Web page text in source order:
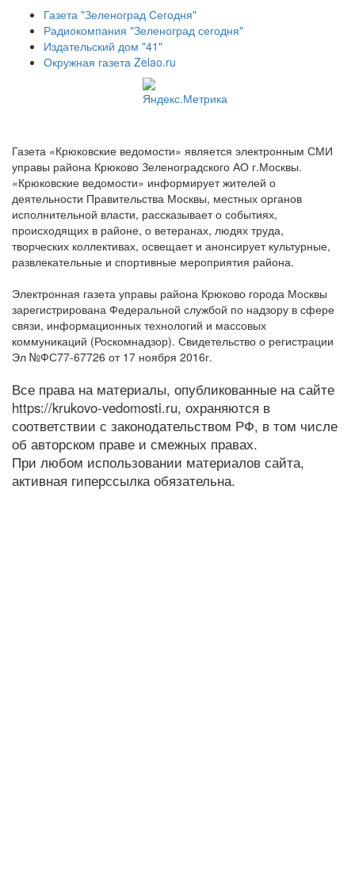
Газета "Зеленоград Сегодня"
Радиокомпания "Зеленоград сегодня"
Издательский дом "41"
Окружная газета Zelao.ru
Газета «Крюковские ведомости» является электронным СМИ
управы района Крюково Зеленоградского АО г.Москвы.
«Крюковские ведомости» информирует жителей о
деятельности Правительства Москвы, местных органов
исполнительной власти, рассказывает о событиях,
происходящих в районе, о ветеранах, людях труда,
творческих коллективах, освещает и анонсирует культурные,
развлекательные и спортивные мероприятия района.
Электронная газета управы района Крюково города Москвы
зарегистрирована Федеральной службой по надзору в сфере
связи, информационных технологий и массовых
коммуникаций (Роскомнадзор). Свидетельство о регистрации
Эл №ФС77-67726 от 17 ноября 2016г.
Все права на материалы, опубликованные на сайте
https://krukovo-vedomosti.ru, охраняются в
соответствии с законодательством РФ, в том числе
об авторском праве и смежных правах.
При любом использовании материалов сайта,
активная гиперссылка обязательна.